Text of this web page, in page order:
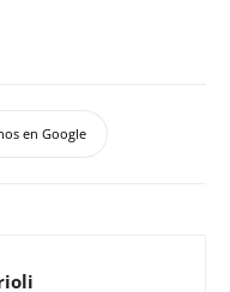
en Google